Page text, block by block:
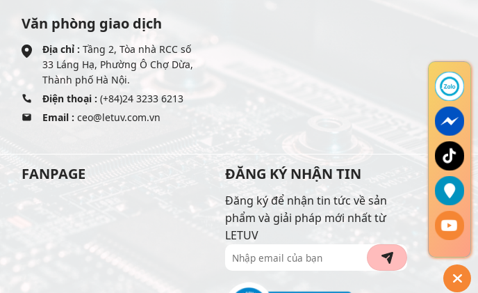
Văn phòng giao dịch
Địa chỉ : Tầng 2, Tòa nhà RCC số
33 Láng Hạ, Phường Ô Chợ Dừa,
Thành phố Hà Nội.
Điện thoại : (+84)24 3233 6213
Email : ceo@letuv.com.vn
FANPAGE ĐĂNG KÝ NHẬN TIN
Đăng ký để nhận tin tức về sản
phẩm và giải pháp mới nhất từ
LETUV